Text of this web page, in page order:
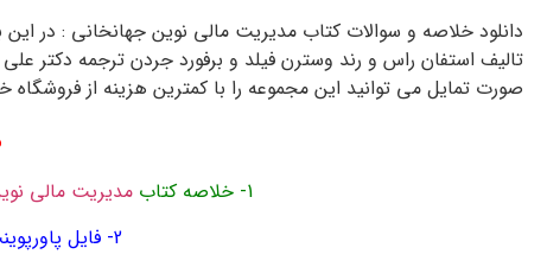
دانلود خلاصه و سوالات کتاب مدیریت مالی نوین جهانخانی : در
تالیف استفان راس و رند وسترن فیلد و برفورد جردن ترجمه دکتر
صورت تمایل می توانید این مجموعه را با کمترین هزینه از فروشگاه
1- خلاصه کتاب
مدیریت مالی
2- فایل پاورپوینت فصل به فصل با توضیحات کامل در 357 اسلاید